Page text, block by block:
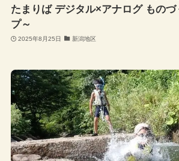
たまりば デジタル×アナログ ものづ
プ～
2025年8月25日 新潟地区